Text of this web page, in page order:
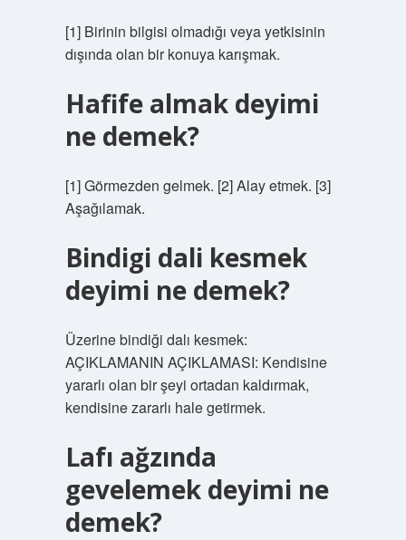
[1] Birinin bilgisi olmadığı veya yetkisinin
dışında olan bir konuya karışmak.
Hafife almak deyimi
ne demek?
[1] Görmezden gelmek. [2] Alay etmek. [3]
Aşağılamak.
Bindigi dali kesmek
deyimi ne demek?
Üzerine bindiği dalı kesmek:
AÇIKLAMANIN AÇIKLAMASI: Kendisine
yararlı olan bir şeyi ortadan kaldırmak,
kendisine zararlı hale getirmek.
Lafı ağzında
gevelemek deyimi ne
demek?